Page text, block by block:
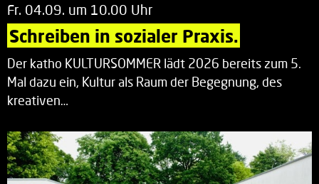
Fr. 04.09. um 10.00 Uhr
Schreiben in sozialer Praxis.
Der katho KULTURSOMMER lädt 2026 bereits zum 5.
Mal dazu ein, Kultur als Raum der Begegnung, des
kreativen…